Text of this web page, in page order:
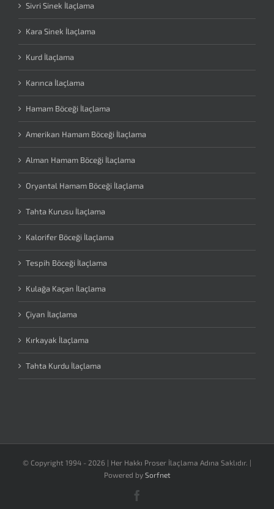
Sivri Sinek İlaçlama
Kara Sinek İlaçlama
Kurd İlaçlama
Karınca İlaçlama
Hamam Böceği İlaçlama
Amerikan Hamam Böceği İlaçlama
Alman Hamam Böceği İlaçlama
Oryantal Hamam Böceği İlaçlama
Tahta Kurusu İlaçlama
Kalorifer Böceği İlaçlama
Tespih Böceği İlaçlama
Kulağa Kaçan İlaçlama
Çiyan İlaçlama
Kırkayak İlaçlama
Tahta Kurdu İlaçlama
© Copyright 1994 - 2026 | Her Hakkı Proser İlaçlama Adına Saklıdır. |
Powered by Sorfnet